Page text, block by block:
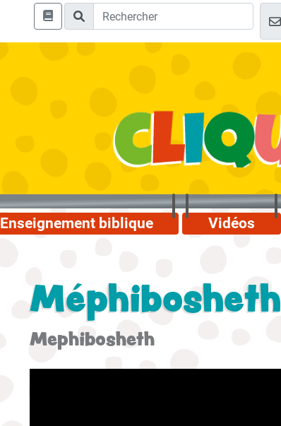
Enseignement biblique Vidéos
Méphibosheth
Mephibosheth